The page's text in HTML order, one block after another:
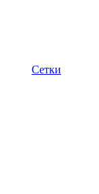
Сетки